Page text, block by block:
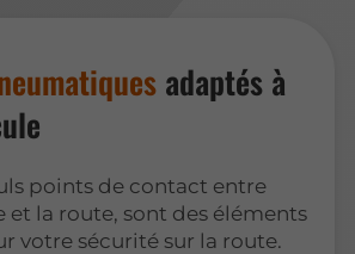
adaptés à
points de contact entre
et la route, sont des éléments
votre sécurité sur la route.